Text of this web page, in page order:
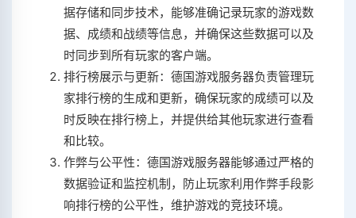
据存储和同步技术，能够准确记录玩家的游戏数
据、成绩和战绩等信息，并确保这些数据可以及
时同步到所有玩家的客户端。
排行榜展示与更新：德国游戏服务器负责管理玩
家排行榜的生成和更新，确保玩家的成绩可以及
时反映在排行榜上，并提供给其他玩家进行查看
和比较。
作弊与公平性：德国游戏服务器能够通过严格的
数据验证和监控机制，防止玩家利用作弊手段影
响排行榜的公平性，维护游戏的竞技环境。